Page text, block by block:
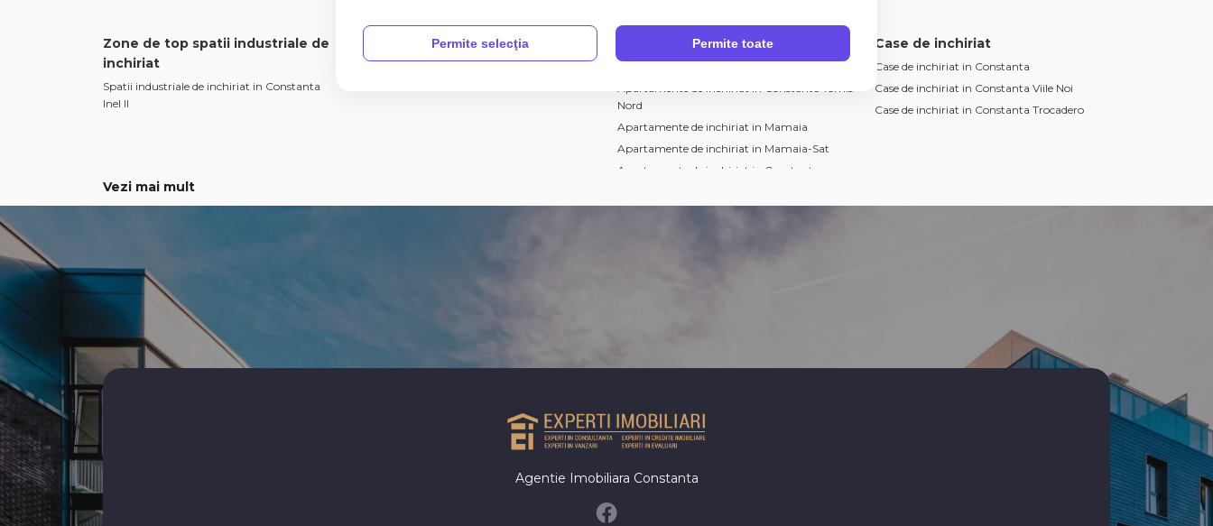
Zone de top spatii industriale de
inchiriat
Spatii industriale de inchiriat in Constanta
Inel II
Numar de camere spatii
industriale de inchiriat
Apartamente de inchiriat
Apartamente de inchiriat in Constanta Tomis
Nord
Apartamente de inchiriat in Mamaia
Apartamente de inchiriat in Mamaia-Sat
Apartamente de inchiriat in Constanta
Apartamente de inchiriat in Mamaia Central
Case de inchiriat
Case de inchiriat in Constanta
Case de inchiriat in Constanta Viile Noi
Case de inchiriat in Constanta Trocadero
Spatii birouri de inchiriat Spatii comerciale de inchiriat
Spatii comerciale de inchiriat in Constanta
Spatii comerciale de inchiriat in Constanta
Spatii industriale de inchiriat
Spatii industriale de inchiriat in Constanta
Inel II
Vezi mai mult
Agentie Imobiliara Constanta
Permite selecţia Permite toate